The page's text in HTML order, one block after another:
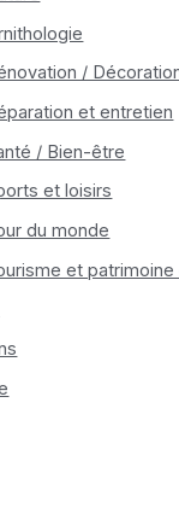
/
et entretien
/ Bien-être
et loisirs
du monde
et